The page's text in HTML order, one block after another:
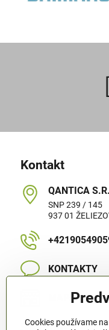
Kontakt
QANTICA
SNP 239 / 145
937 01
KONTAKTY
MAPA
Cookies používame